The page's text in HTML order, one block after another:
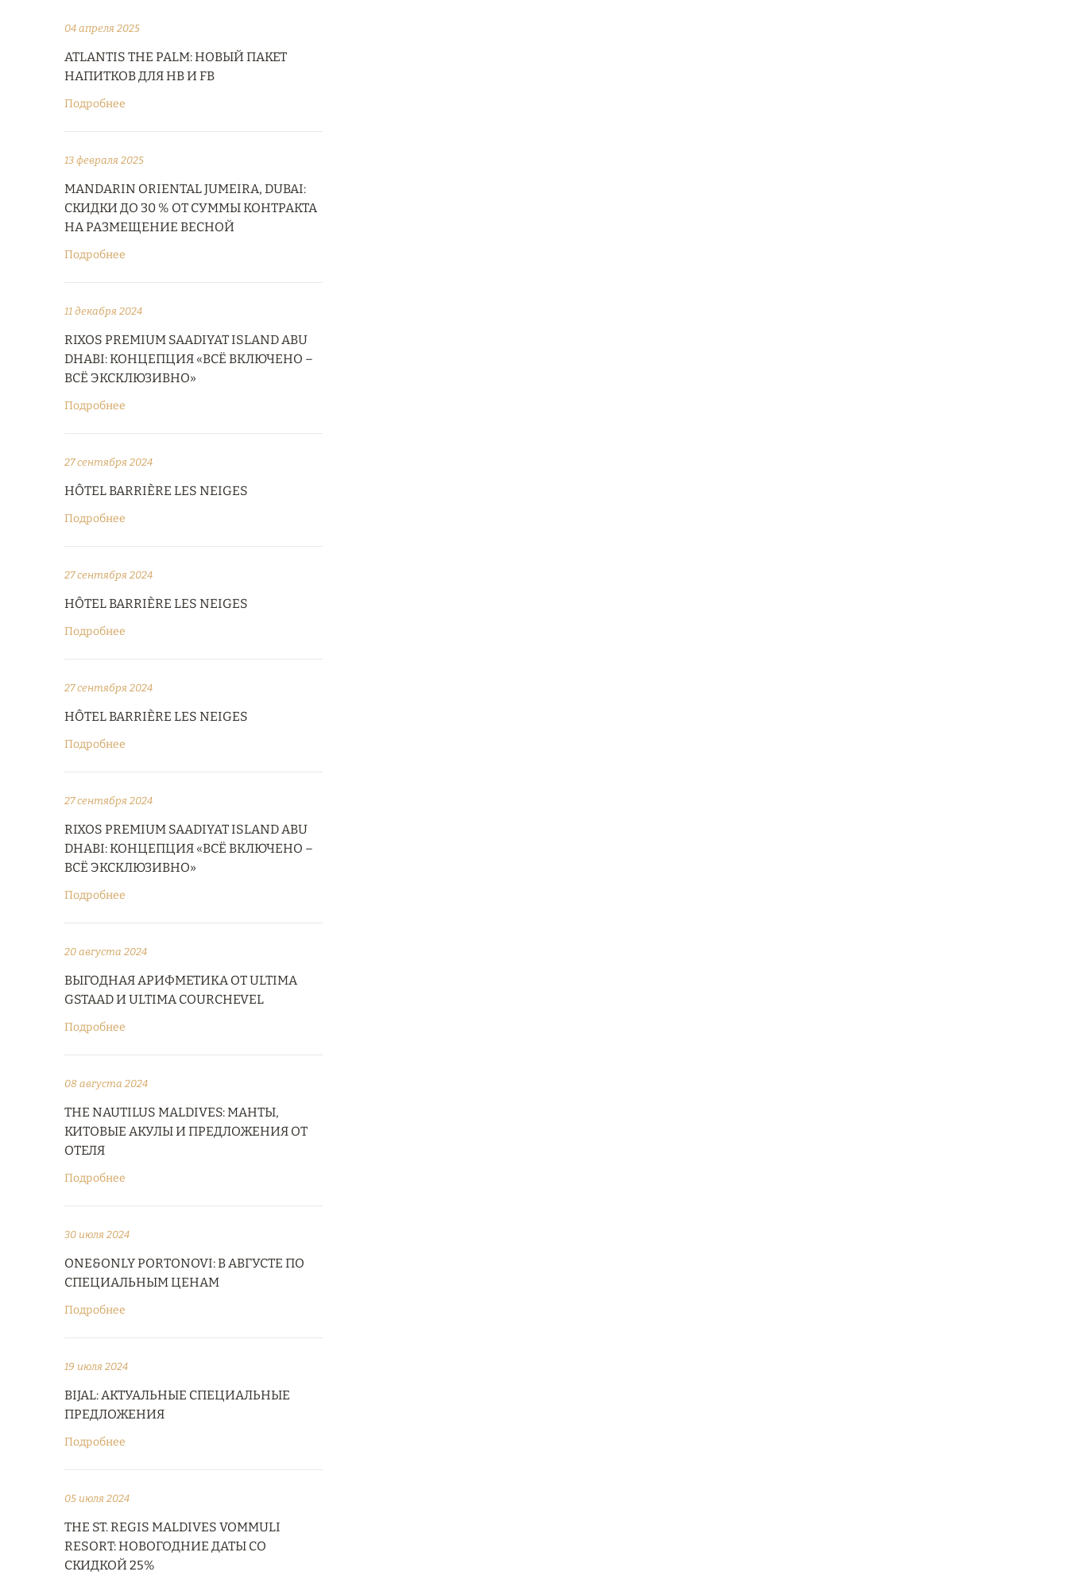
04 апреля 2025
ATLANTIS THE PALM: НОВЫЙ ПАКЕТ
НАПИТКОВ ДЛЯ HB И FB
Подробнее
13 февраля 2025
MANDARIN ORIENTAL JUMEIRA, DUBAI:
СКИДКИ ДО 30 % ОТ СУММЫ КОНТРАКТА
НА РАЗМЕЩЕНИЕ ВЕСНОЙ
Подробнее
11 декабря 2024
RIXOS PREMIUM SAADIYAT ISLAND ABU
DHABI: КОНЦЕПЦИЯ «ВСЁ ВКЛЮЧЕНО –
ВСЁ ЭКСКЛЮЗИВНО»
Подробнее
27 сентября 2024
HÔTEL BARRIÈRE LES NEIGES
Подробнее
27 сентября 2024
HÔTEL BARRIÈRE LES NEIGES
Подробнее
27 сентября 2024
HÔTEL BARRIÈRE LES NEIGES
Подробнее
27 сентября 2024
RIXOS PREMIUM SAADIYAT ISLAND ABU
DHABI: КОНЦЕПЦИЯ «ВСЁ ВКЛЮЧЕНО –
ВСЁ ЭКСКЛЮЗИВНО»
Подробнее
20 августа 2024
ВЫГОДНАЯ АРИФМЕТИКА ОТ ULTIMA
GSTAAD И ULTIMA COURCHEVEL
Подробнее
08 августа 2024
THE NAUTILUS MALDIVES: МАНТЫ,
КИТОВЫЕ АКУЛЫ И ПРЕДЛОЖЕНИЯ ОТ
ОТЕЛЯ
Подробнее
30 июля 2024
ONE&ONLY PORTONOVI: В АВГУСТЕ ПО
СПЕЦИАЛЬНЫМ ЦЕНАМ
Подробнее
19 июля 2024
BIJAL: АКТУАЛЬНЫЕ СПЕЦИАЛЬНЫЕ
ПРЕДЛОЖЕНИЯ
Подробнее
05 июля 2024
THE ST. REGIS MALDIVES VOMMULI
RESORT: НОВОГОДНИЕ ДАТЫ СО
СКИДКОЙ 25%